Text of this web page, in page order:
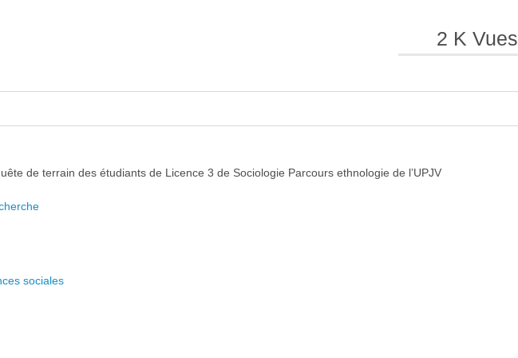
l
l
2 K Vues
de terrain des étudiants de Licence 3 de Sociologie Parcours ethnologie de l’UPJV
sociales